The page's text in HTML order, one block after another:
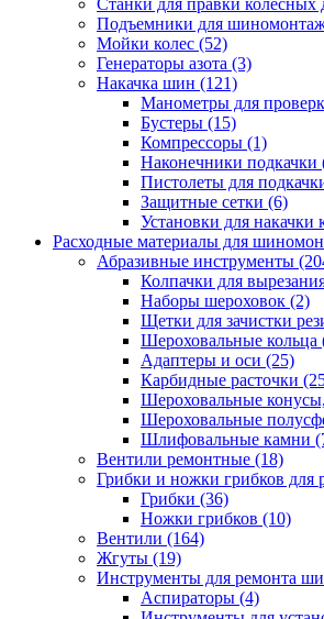
Станки для правки колесных
Подъемники для
Мойки колес (52)
Генераторы азота (3)
Накачка шин (121)
Манометры для
Бустеры (15)
Компрессоры (1)
Наконечники подкачки
Пистолеты для
Защитные сетки (6)
Установки для накачки
Расходные материалы для
Абразивные инструменты
Колпачки для
Наборы шероховок (2)
Щетки для зачистки
Шероховальные кольца
Адаптеры и оси (25)
Карбидные расточки
Шероховальные
Шероховальные
Шлифовальные камни
Вентили ремонтные (18)
Грибки и ножки грибков для
Грибки (36)
Ножки грибков (10)
Вентили (164)
Жгуты (19)
Инструменты для ремонта
Аспираторы (4)